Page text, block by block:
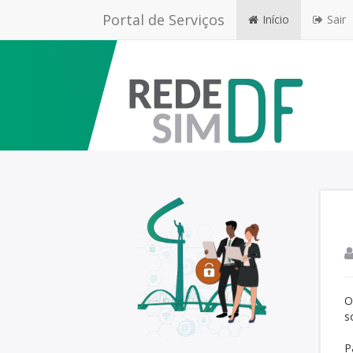
Portal de Serviços Início Sair